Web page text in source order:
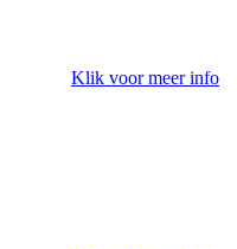
Klik voor meer info